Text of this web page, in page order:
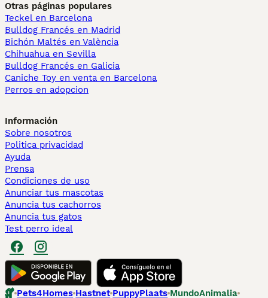
Otras páginas populares
Teckel en Barcelona
Bulldog Francés en Madrid
Bichón Maltés en València
Chihuahua en Sevilla
Bulldog Francés en Galicia
Caniche Toy en venta en Barcelona
Perros en adopcion
Información
Sobre nosotros
Politica privacidad
Ayuda
Prensa
Condiciones de uso
Anunciar tus mascotas
Anuncia tus cachorros
Anuncia tus gatos
Test perro ideal
Pets4Homes Hastnet PuppyPlaats MundoAnimalia